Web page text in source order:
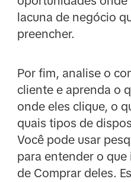
lacuna de negócio
preencher.
Por fim, analise o
cliente e aprenda o
onde eles clique, o
quais tipos de
Você pode usar
para entender o
de Comprar deles.